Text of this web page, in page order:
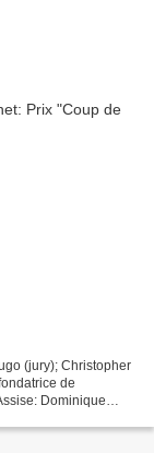
(jury); Christopher
de
Dominique